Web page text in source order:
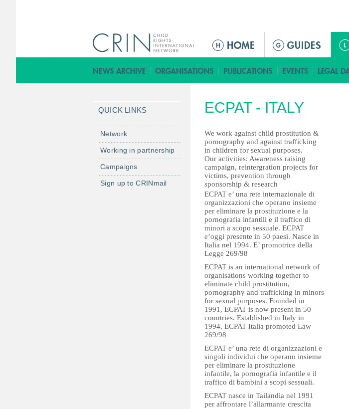
ق
ا
م
ا
ل
ر
ئ
ي
س
ي
ة
ECPAT - ITALY
We work against child prostitution &
pornography and against trafficking
in children for sexual purposes.
Our activities: Awareness raising
campaign, reintergration projects for
victims, prevention through
sponsorship & research
ECPAT e’ una rete internazionale di
organizzazioni che operano insieme
per eliminare la prostituzione e la
pornografia infantili e il traffico di
minori a scopo sessuale. ECPAT
e’oggi presente in 50 paesi. Nasce in
Italia nel 1994. E’ promotrice della
Legge 269/98
ECPAT is an international network of
organisations working together to
eliminate child prostitution,
pornography and trafficking in minors
for sexual purposes. Founded in
1991, ECPAT is now present in 50
countries. Established in Italy in
1994, ECPAT Italia promoted Law
269/98
ECPAT e’ una rete di organizzazioni e
singoli individui che operano insieme
per eliminare la prostituzione
infantile, la pornografia infantile e il
traffico di bambini a scopi sessuali.
ECPAT nasce in Tailandia nel 1991
per affrontare l’allarmante crescita
QUICK LINKS
Network
Working in partnership
Campaigns
Sign up to CRINmail